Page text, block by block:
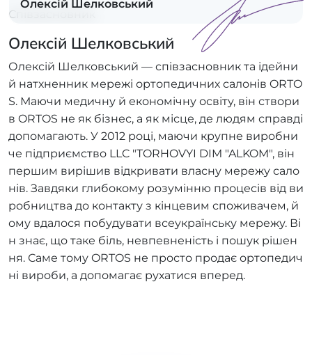
Олексій Шелковський
Співзасновник
Олексій Шелковський
Олексій Шелковський — співзасновник та ідейни
й натхненник мережі ортопедичних салонів ORTO
S. Маючи медичну й економічну освіту, він створи
в ORTOS не як бізнес, а як місце, де людям справді
допомагають. У 2012 році, маючи крупне виробни
че підприємство LLC "TORHOVYI DIM "ALKOM", він
першим вирішив відкривати власну мережу сало
нів. Завдяки глибокому розумінню процесів від ви
робництва до контакту з кінцевим споживачем, й
ому вдалося побудувати всеукраїнську мережу. Ві
н знає, що таке біль, невпевненість і пошук рішен
ня. Саме тому ORTOS не просто продає ортопедич
ні вироби, а допомагає рухатися вперед.